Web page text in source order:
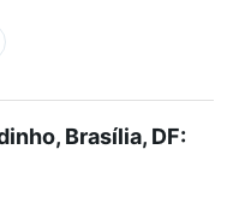
Brasília, DF: